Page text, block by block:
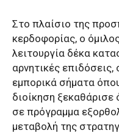
Στο πλαίσιο της
κερδοφορίας, ο
λειτουργία δέκα
αρνητικές
εμπορικά σήματα
διοίκηση ξεκαθάρισε
σε πρόγραμμα
μεταβολή της